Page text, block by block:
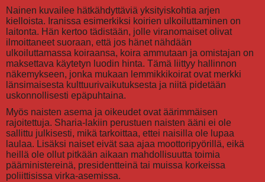
Nainen kuvailee hätkähdyttäviä yksityiskohtia arjen
kielloista. Iranissa esimerkiksi koirien ulkoiluttaminen on
laitonta. Hän kertoo tädistään, jolle viranomaiset olivat
ilmoittaneet suoraan, että jos hänet nähdään
ulkoiluttamassa koiraansa, koira ammutaan ja omistajan on
maksettava käytetyn luodin hinta. Tämä liittyy hallinnon
näkemykseen, jonka mukaan lemmikkikoirat ovat merkki
länsimaisesta kulttuurivaikutuksesta ja niitä pidetään
uskonnollisesti epäpuhtaina.
Myös naisten asema ja oikeudet ovat äärimmäisen
rajoitettuja. Sharia-lakiin perustuen naisten ääni ei ole
sallittu julkisesti, mikä tarkoittaa, ettei naisilla ole lupaa
laulaa. Lisäksi naiset eivät saa ajaa moottoripyörillä, eikä
heillä ole ollut pitkään aikaan mahdollisuutta toimia
pääministereinä, presidentteinä tai muissa korkeissa
poliittisissa virka-asemissa.